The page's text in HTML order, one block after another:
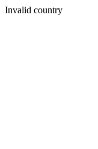
Invalid country